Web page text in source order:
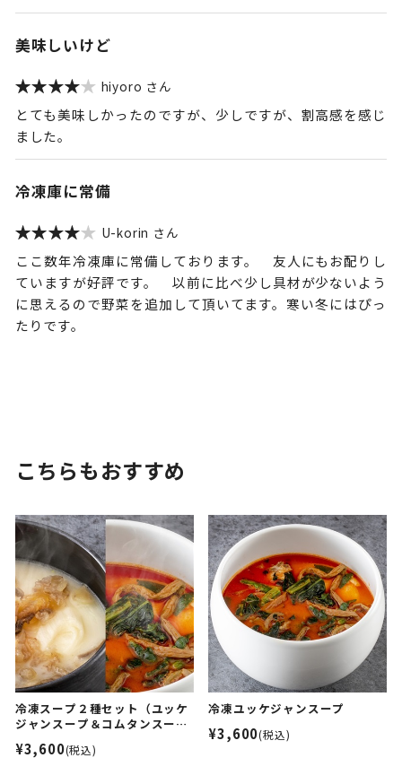
美味しいけど
hiyoro
とても美味しかったのですが、少しですが、割高感を感じ
ました。
冷凍庫に常備
U-korin
ここ数年冷凍庫に常備しております。 友人にもお配りし
ていますが好評です。 以前に比べ少し具材が少ないよう
に思えるので野菜を追加して頂いてます。寒い冬にはぴっ
たりです。
こちらもおすすめ
冷凍スープ２種セット（ユッケ
ジャンスープ＆コムタンスー
¥3,600(税込)
冷凍ユッケジャンスープ
¥3,600(税込)